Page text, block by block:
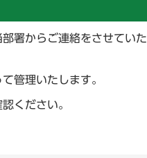
署からご連絡をさせて
管理いたします。
ください。